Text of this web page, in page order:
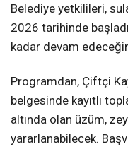
Belediye yetkilileri,
2026 tarihinde
kadar devam
Programdan, Çiftçi
belgesinde kayıtlı
altında olan üzüm,
yararlanabilecek.